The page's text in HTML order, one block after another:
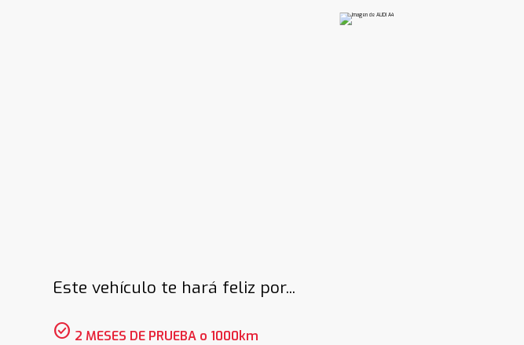
Este vehículo te hará feliz por...
check_circle 2 MESES DE PRUEBA o 1000km